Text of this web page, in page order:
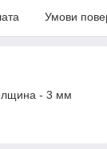
Умови
- 3 мм